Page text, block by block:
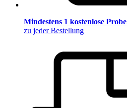
Mindestens 1 kostenlose Probe
zu jeder Bestellung